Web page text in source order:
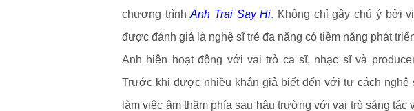
chương trìnhAnh Trai Say Hi. Không chỉ gây chú ý bởi
được đánh giá là nghệ sĩ trẻ đa năng có tiềm năng phát
Anh hiện hoạt động với vai trò ca sĩ, nhạc sĩ và
Trước khi được nhiều khán giả biết đến với tư cách
làm việc âm thầm phía sau hậu trường với vai trò sáng tác